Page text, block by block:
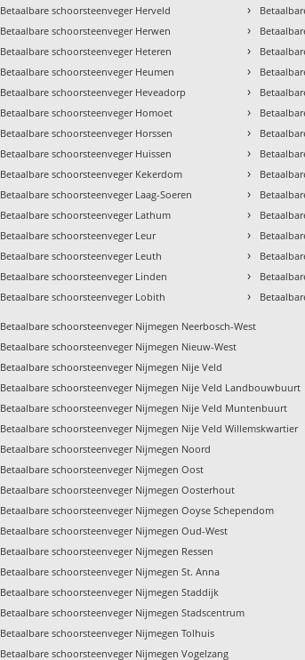
Betaalbare schoorsteenveger Herveld
Betaalbare schoorsteenveger Herwen
Betaalbare schoorsteenveger Heteren
Betaalbare schoorsteenveger Heumen
Betaalbare schoorsteenveger Heveadorp
Betaalbare schoorsteenveger Homoet
Betaalbare schoorsteenveger Horssen
Betaalbare schoorsteenveger Huissen
Betaalbare schoorsteenveger Kekerdom
Betaalbare schoorsteenveger Laag-Soeren
Betaalbare schoorsteenveger Lathum
Betaalbare schoorsteenveger Leur
Betaalbare schoorsteenveger Leuth
Betaalbare schoorsteenveger Linden
Betaalbare schoorsteenveger Lobith
›
›
›
›
›
›
›
›
›
›
›
›
›
›
›
Betaalbare schoorsteenveger Nijmegen Neerbosch-West
Betaalbare schoorsteenveger Nijmegen Nieuw-West
Betaalbare schoorsteenveger Nijmegen Nije Veld
Betaalbare schoorsteenveger Nijmegen Nije Veld Landbouwbuurt
Betaalbare schoorsteenveger Nijmegen Nije Veld Muntenbuurt
Betaalbare schoorsteenveger Nijmegen Nije Veld Willemskwartier
Betaalbare schoorsteenveger Nijmegen Noord
Betaalbare schoorsteenveger Nijmegen Oost
Betaalbare schoorsteenveger Nijmegen Oosterhout
Betaalbare schoorsteenveger Nijmegen Ooyse Schependom
Betaalbare schoorsteenveger Nijmegen Oud-West
Betaalbare schoorsteenveger Nijmegen Ressen
Betaalbare schoorsteenveger Nijmegen St. Anna
Betaalbare schoorsteenveger Nijmegen Staddijk
Betaalbare schoorsteenveger Nijmegen Stadscentrum
Betaalbare schoorsteenveger Nijmegen Tolhuis
Betaalbare schoorsteenveger Nijmegen Vogelzang